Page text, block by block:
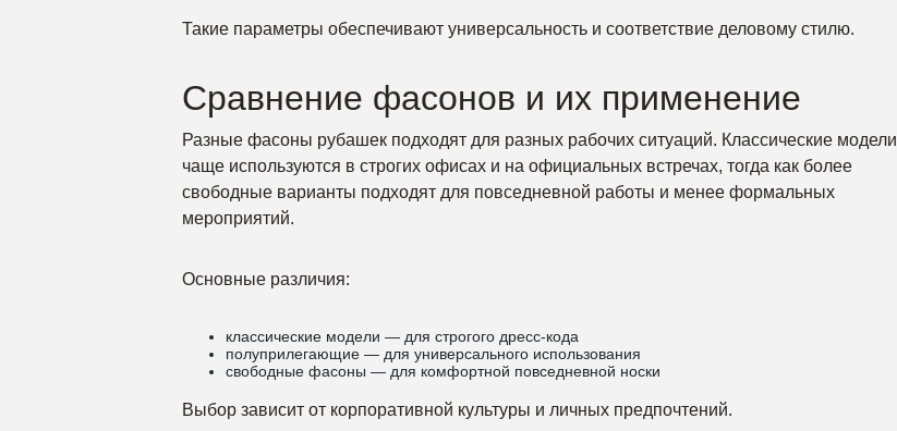
Такие параметры обеспечивают универсальность и соответствие деловому стилю.
Сравнение фасонов и их применение
Разные фасоны рубашек подходят для разных рабочих ситуаций. Классические модели
чаще используются в строгих офисах и на официальных встречах, тогда как более
свободные варианты подходят для повседневной работы и менее формальных
мероприятий.
Основные различия:
классические модели — для строгого дресс-кода
полуприлегающие — для универсального использования
свободные фасоны — для комфортной повседневной носки
Выбор зависит от корпоративной культуры и личных предпочтений.